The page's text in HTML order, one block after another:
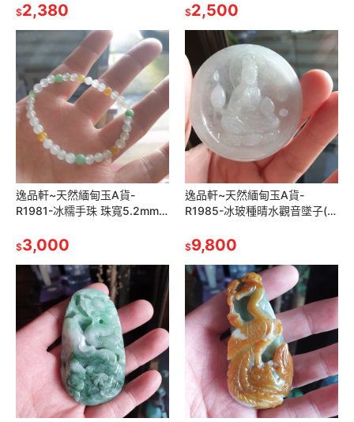
水頭好，藍綠色顏色漂亮
$2,380
16.6mm 顏色艷麗。
$2,500
逸品軒~天然緬甸玉A貨-
R1981-冰糯手珠 珠寬5.2mm
質細膩，黃翡及綠色顏色鮮
$3,000
逸品軒~天然緬甸玉A貨-
R1985-冰玻種晴水觀音墜子(附
種水好，玉質細膩，顏色清爽
$9,800